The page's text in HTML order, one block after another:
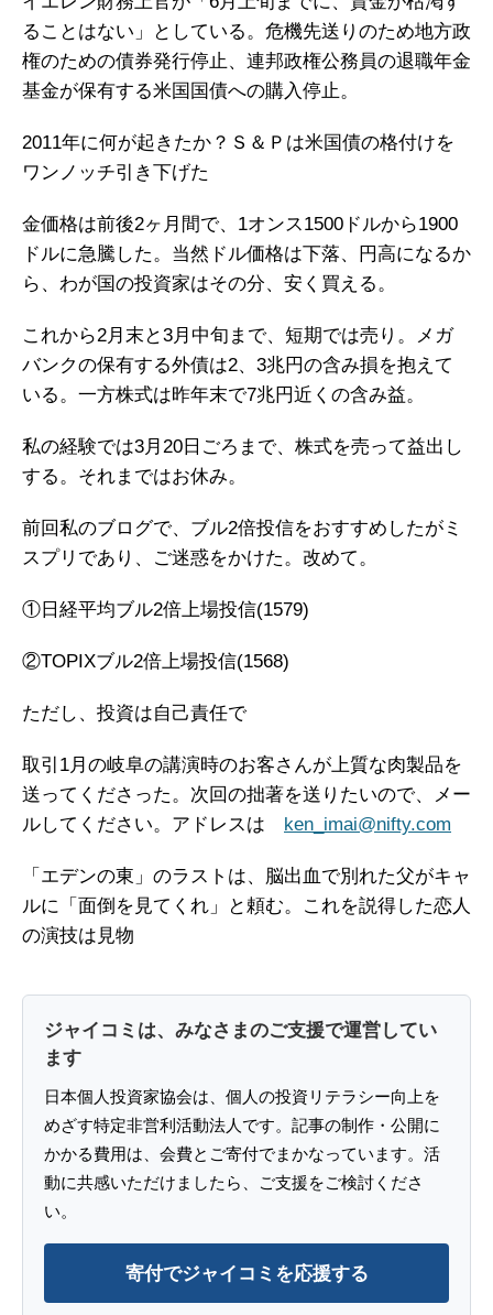
ることはない」としている。危機先送りのため地方政
権のための債券発行停止、連邦政権公務員の退職年金
基金が保有する米国国債への購入停止。
2011年に何が起きたか？Ｓ＆Ｐは米国債の格付けを
ワンノッチ引き下げた
金価格は前後2ヶ月間で、1オンス1500ドルから1900
ドルに急騰した。当然ドル価格は下落、円高になるか
ら、わが国の投資家はその分、安く買える。
これから2月末と3月中旬まで、短期では売り。メガ
バンクの保有する外債は2、3兆円の含み損を抱えて
いる。一方株式は昨年末で7兆円近くの含み益。
私の経験では3月20日ごろまで、株式を売って益出し
する。それまではお休み。
前回私のブログで、ブル2倍投信をおすすめしたがミ
スプリであり、ご迷惑をかけた。改めて。
①日経平均ブル2倍上場投信(1579)
②TOPIXブル2倍上場投信(1568)
ただし、投資は自己責任で
取引1月の岐阜の講演時のお客さんが上質な肉製品を
送ってくださった。次回の拙著を送りたいので、メー
ルしてください。アドレスは ken_imai@nifty.com
「エデンの東」のラストは、脳出血で別れた父がキャ
ルに「面倒を見てくれ」と頼む。これを説得した恋人
の演技は見物
ジャイコミは、みなさまのご支援で運営してい
ます
日本個人投資家協会は、個人の投資リテラシー向上を
めざす特定非営利活動法人です。記事の制作・公開に
かかる費用は、会費とご寄付でまかなっています。活
動に共感いただけましたら、ご支援をご検討くださ
い。
寄付でジャイコミを応援する